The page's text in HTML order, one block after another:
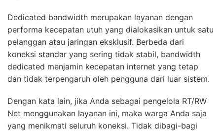
Dedicated bandwidth merupakan layanan dengan
performa kecepatan utuh yang dialokasikan untuk satu
pelanggan atau jaringan eksklusif. Berbeda dari
koneksi standar yang sering tidak stabil, bandwidth
dedicated menjamin kecepatan internet yang tetap
dan tidak terpengaruh oleh pengguna dari luar sistem.
Dengan kata lain, jika Anda sebagai pengelola RT/RW
Net menggunakan layanan ini, maka warga Anda saja
yang menikmati seluruh koneksi. Tidak dibagi-bagi